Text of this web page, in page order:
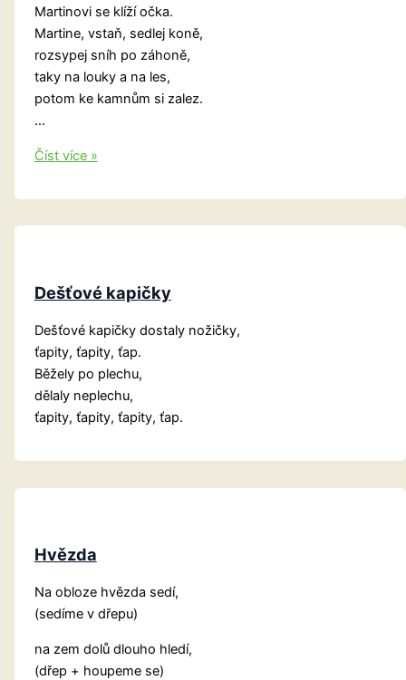
Martinovi se klíží očka.
Martine, vstaň, sedlej koně,
rozsypej sníh po záhoně,
taky na louky a na les,
potom ke kamnům si zalez.
…
Listopadové
Číst více »
Dešťové kapičky
Dešťové kapičky dostaly nožičky,
ťapity, ťapity, ťap.
Běžely po plechu,
dělaly neplechu,
ťapity, ťapity, ťapity, ťap.
Hvězda
Na obloze hvězda sedí,
(sedíme v dřepu)
na zem dolů dlouho hledí,
(dřep + houpeme se)